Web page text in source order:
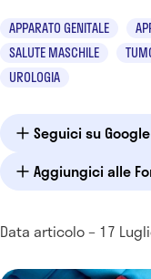
APPARATO GENITALE
SALUTE MASCHILE
UROLOGIA
Seguici su
Aggiungici alle
Data articolo – 17